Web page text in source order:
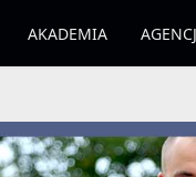
AKADEMIA